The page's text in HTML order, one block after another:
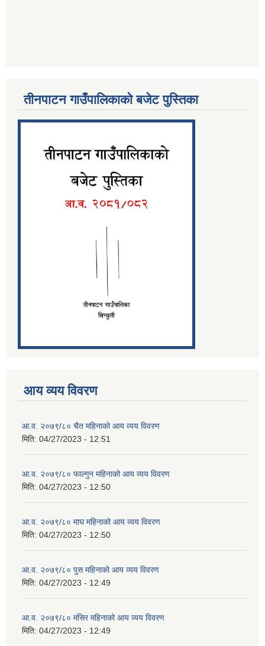
तीनपाटन गाउँपालिकाको बजेट पुस्तिका
आय व्यय विवरण
आ.व. २०७९/८० चैत महिनाको आय व्यय विवरण
मिति: 04/27/2023 - 12:51
आ.व. २०७९/८० फाल्गुन महिनाको आय व्यय विवरण
मिति: 04/27/2023 - 12:50
आ.व. २०७९/८० माघ महिनाको आय व्यय विवरण
मिति: 04/27/2023 - 12:50
आ.व. २०७९/८० पुस महिनाको आय व्यय विवरण
मिति: 04/27/2023 - 12:49
आ.व. २०७९/८० मंसिर महिनाको आय व्यय विवरण
मिति: 04/27/2023 - 12:49